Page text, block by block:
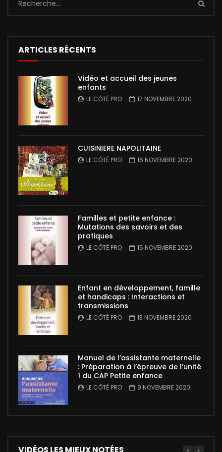
ARTICLES RÉCENTS
Vidéo et accueil des jeunes
enfants
LE CÔTÉ PRO 17 NOVEMBRE 2020
CUISINIERE NAPOLITAINE
LE CÔTÉ PRO 16 NOVEMBRE 2020
Familles et petite enfance :
Mutations des savoirs et des
pratiques
LE CÔTÉ PRO 15 NOVEMBRE 2020
Enfant en développement, famille
et handicaps : Interactions et
transmissions
LE CÔTÉ PRO 13 NOVEMBRE 2020
Manuel de l’assistante maternelle
: Préparation à l’épreuve de l’unité
1 du CAP Petite enfance
LE CÔTÉ PRO 9 NOVEMBRE 2020